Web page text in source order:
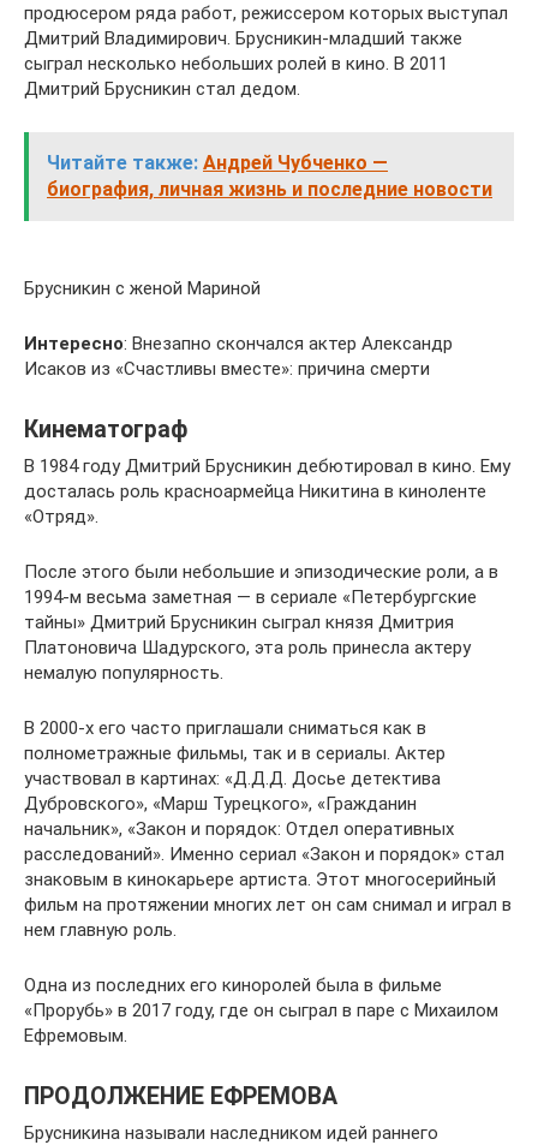
продюсером ряда работ, режиссером которых выступал
Дмитрий Владимирович. Брусникин-младший также
сыграл несколько небольших ролей в кино. В 2011
Дмитрий Брусникин стал дедом.
Читайте также: Андрей Чубченко —
биография, личная жизнь и последние новости
Брусникин с женой Мариной
Интересно: Внезапно скончался актер Александр
Исаков из «Счастливы вместе»: причина смерти
Кинематограф
В 1984 году Дмитрий Брусникин дебютировал в кино. Ему
досталась роль красноармейца Никитина в киноленте
«Отряд».
После этого были небольшие и эпизодические роли, а в
1994-м весьма заметная — в сериале «Петербургские
тайны» Дмитрий Брусникин сыграл князя Дмитрия
Платоновича Шадурского, эта роль принесла актеру
немалую популярность.
В 2000-х его часто приглашали сниматься как в
полнометражные фильмы, так и в сериалы. Актер
участвовал в картинах: «Д.Д.Д. Досье детектива
Дубровского», «Марш Турецкого», «Гражданин
начальник», «Закон и порядок: Отдел оперативных
расследований». Именно сериал «Закон и порядок» стал
знаковым в кинокарьере артиста. Этот многосерийный
фильм на протяжении многих лет он сам снимал и играл в
нем главную роль.
Одна из последних его киноролей была в фильме
«Прорубь» в 2017 году, где он сыграл в паре с Михаилом
Ефремовым.
ПРОДОЛЖЕНИЕ ЕФРЕМОВА
Брусникина называли наследником идей раннего